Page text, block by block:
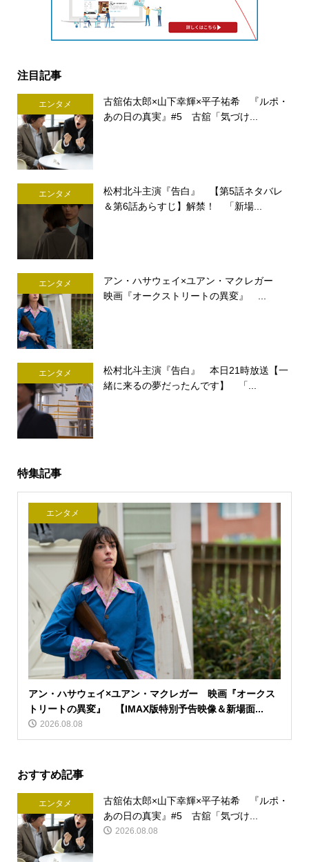
注目記事
エンタメ
古舘佑太郎×山下幸輝×平子祐希 『ルポ・
あの日の真実』#5 古舘「気づけ...
エンタメ
松村北斗主演『告白』 【第5話ネタバレ
＆第6話あらすじ】解禁！ 「新場...
エンタメ
アン・ハサウェイ×ユアン・マクレガー
映画『オークストリートの異変』 ...
エンタメ
松村北斗主演『告白』 本日21時放送【一
緒に来るの夢だったんです】 「...
特集記事
エンタメ
アン・ハサウェイ×ユアン・マクレガー 映画『オークス
トリートの異変』 【IMAX版特別予告映像＆新場面...
2026.08.08
おすすめ記事
エンタメ
古舘佑太郎×山下幸輝×平子祐希 『ルポ・
あの日の真実』#5 古舘「気づけ...
2026.08.08